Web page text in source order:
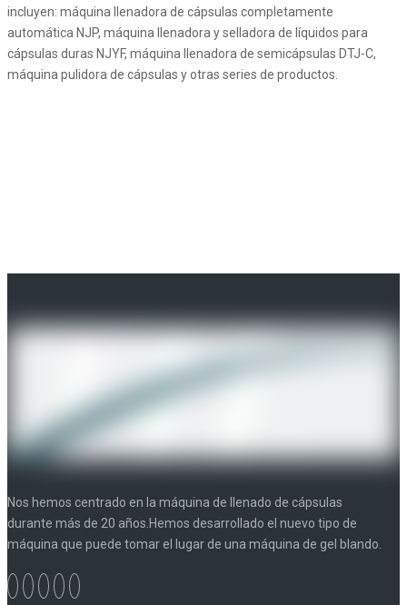
incluyen: máquina llenadora de cápsulas completamente
automática NJP, máquina llenadora y selladora de líquidos para
cápsulas duras NJYF, máquina llenadora de semicápsulas DTJ-C,
máquina pulidora de cápsulas y otras series de productos.
Nos hemos centrado en la máquina de llenado de cápsulas
durante más de 20 años.Hemos desarrollado el nuevo tipo de
máquina que puede tomar el lugar de una máquina de gel blando.